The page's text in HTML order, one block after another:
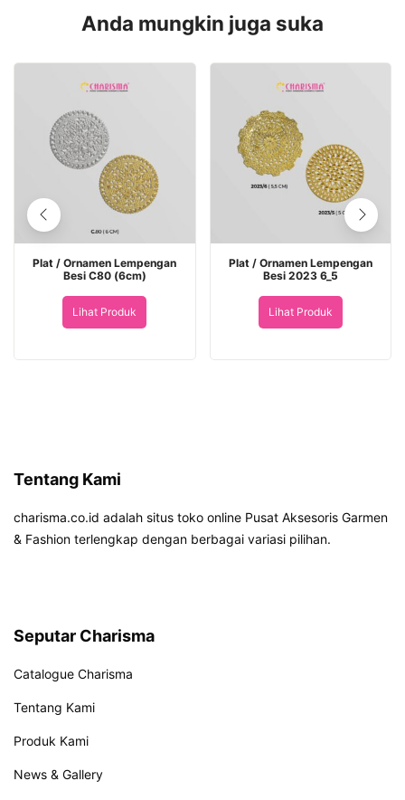
Anda mungkin juga suka
Plat / Ornamen Lempengan
Besi C80 (6cm)
Lihat Produk
Plat / Ornamen Lempengan
Besi 2023 6_5
Lihat Produk
Tentang Kami
charisma.co.id adalah situs toko online Pusat Aksesoris Garmen
& Fashion terlengkap dengan berbagai variasi pilihan.
Seputar Charisma
Catalogue Charisma
Tentang Kami
Produk Kami
News & Gallery